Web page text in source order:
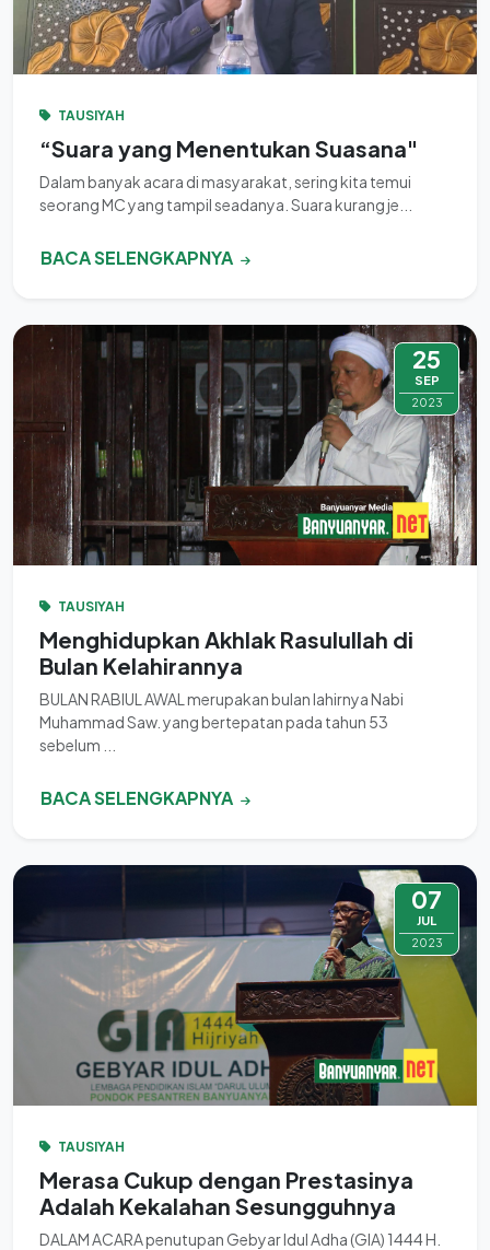
TAUSIYAH
“Suara yang Menentukan Suasana"
Dalam banyak acara di masyarakat, sering kita temui
seorang MC yang tampil seadanya. Suara kurang je...
BACA SELENGKAPNYA
25
SEP
2023
TAUSIYAH
Menghidupkan Akhlak Rasulullah di
Bulan Kelahirannya
BULAN RABIUL AWAL merupakan bulan lahirnya Nabi
Muhammad Saw. yang bertepatan pada tahun 53
sebelum ...
BACA SELENGKAPNYA
07
JUL
2023
TAUSIYAH
Merasa Cukup dengan Prestasinya
Adalah Kekalahan Sesungguhnya
DALAM ACARA penutupan Gebyar Idul Adha (GIA) 1444 H.